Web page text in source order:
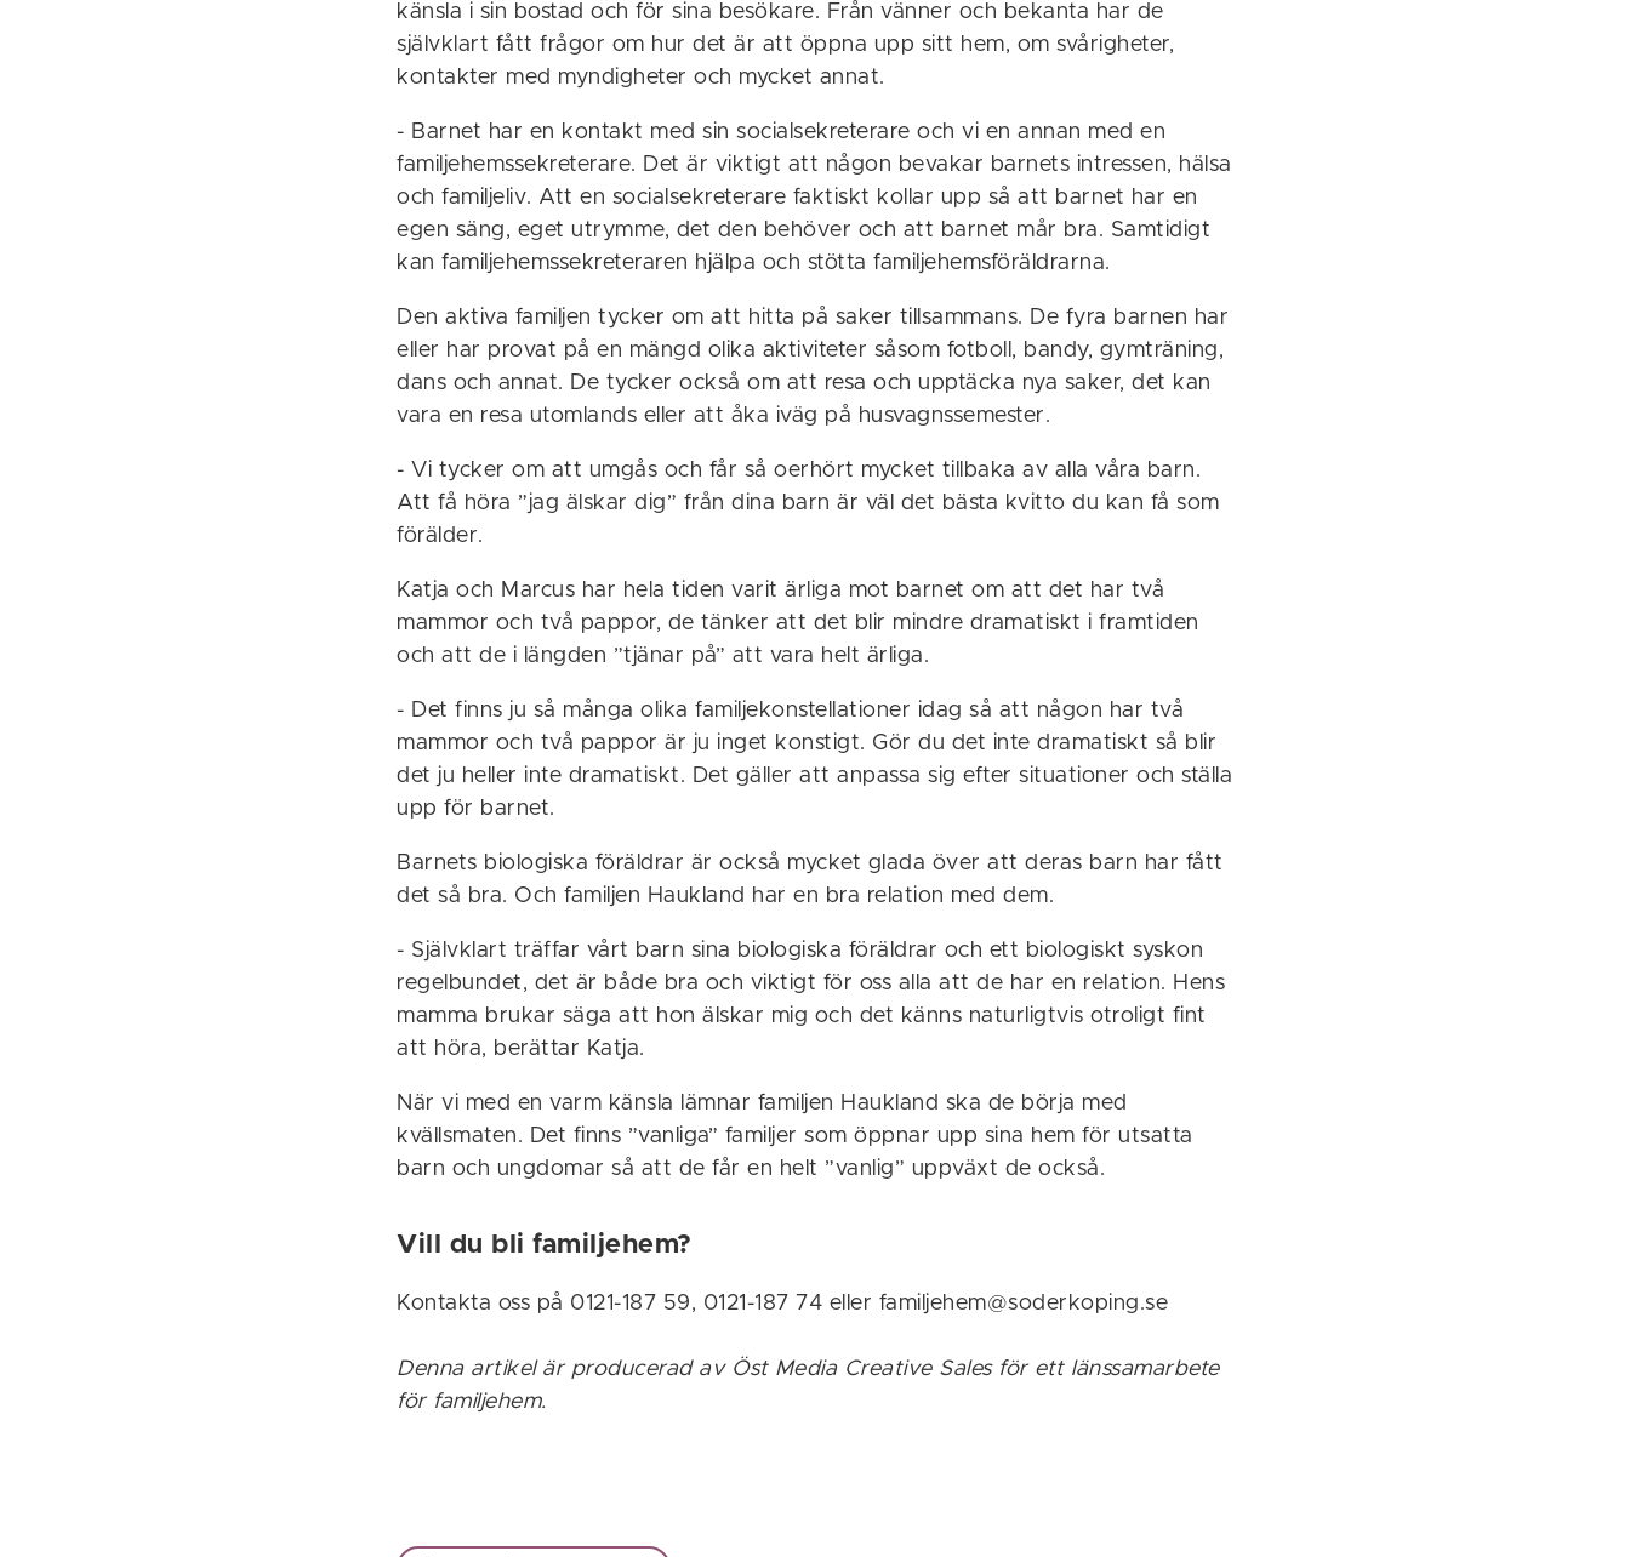
känsla i sin bostad och för sina besökare. Från vänner och bekanta har de
självklart fått frågor om hur det är att öppna upp sitt hem, om svårigheter,
kontakter med myndigheter och mycket annat.
- Barnet har en kontakt med sin socialsekreterare och vi en annan med en
familjehemssekreterare. Det är viktigt att någon bevakar barnets intressen, hälsa
och familjeliv. Att en socialsekreterare faktiskt kollar upp så att barnet har en
egen säng, eget utrymme, det den behöver och att barnet mår bra. Samtidigt
kan familjehemssekreteraren hjälpa och stötta familjehemsföräldrarna.
Den aktiva familjen tycker om att hitta på saker tillsammans. De fyra barnen har
eller har provat på en mängd olika aktiviteter såsom fotboll, bandy, gymträning,
dans och annat. De tycker också om att resa och upptäcka nya saker, det kan
vara en resa utomlands eller att åka iväg på husvagnssemester.
- Vi tycker om att umgås och får så oerhört mycket tillbaka av alla våra barn.
Att få höra ”jag älskar dig” från dina barn är väl det bästa kvitto du kan få som
förälder.
Katja och Marcus har hela tiden varit ärliga mot barnet om att det har två
mammor och två pappor, de tänker att det blir mindre dramatiskt i framtiden
och att de i längden ”tjänar på” att vara helt ärliga.
- Det finns ju så många olika familjekonstellationer idag så att någon har två
mammor och två pappor är ju inget konstigt. Gör du det inte dramatiskt så blir
det ju heller inte dramatiskt. Det gäller att anpassa sig efter situationer och ställa
upp för barnet.
Barnets biologiska föräldrar är också mycket glada över att deras barn har fått
det så bra. Och familjen Haukland har en bra relation med dem.
- Självklart träffar vårt barn sina biologiska föräldrar och ett biologiskt syskon
regelbundet, det är både bra och viktigt för oss alla att de har en relation. Hens
mamma brukar säga att hon älskar mig och det känns naturligtvis otroligt fint
att höra, berättar Katja.
När vi med en varm känsla lämnar familjen Haukland ska de börja med
kvällsmaten. Det finns ”vanliga” familjer som öppnar upp sina hem för utsatta
barn och ungdomar så att de får en helt ”vanlig” uppväxt de också.
Vill du bli familjehem?
Kontakta oss på 0121-187 59, 0121-187 74 eller familjehem@soderkoping.se
Denna artikel är producerad av Öst Media Creative Sales för ett länssamarbete
för familjehem.